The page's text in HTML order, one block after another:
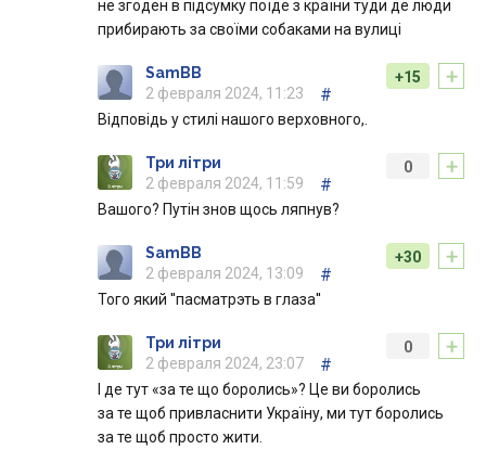
не згоден в підсумку поїде з країни туди де люди
прибирають за своїми собаками на вулиці
+
+15
SamBB
2 февраля 2024, 11:23
#
Відповідь у стилі нашого верховного,.
+
0
Три літри
2 февраля 2024, 11:59
#
Вашого? Путін знов щось ляпнув?
+
+30
SamBB
2 февраля 2024, 13:09
#
Того який ''пасматрэть в глаза''
+
0
Три літри
2 февраля 2024, 23:07
#
І де тут «за те що боролись»? Це ви боролись
за те щоб привласнити Україну, ми тут боролись
за те щоб просто жити.